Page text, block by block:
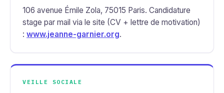
106 avenue Émile Zola, 75015 Paris. Candidature
stage par mail via le site (CV + lettre de motivation)
: www.jeanne-garnier.org.
VEILLE SOCIALE